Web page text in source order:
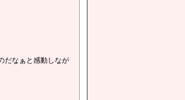
だなぁと感動しなが